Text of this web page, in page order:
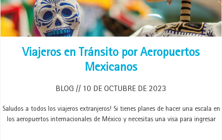
Viajeros en Tránsito por Aeropuertos
Mexicanos
BLOG 10 DE OCTUBRE DE 2023
Saludos a todos los viajeros extranjeros! Si tienes planes de hacer una escala en
los aeropuertos internacionales de México y necesitas una visa para ingresar